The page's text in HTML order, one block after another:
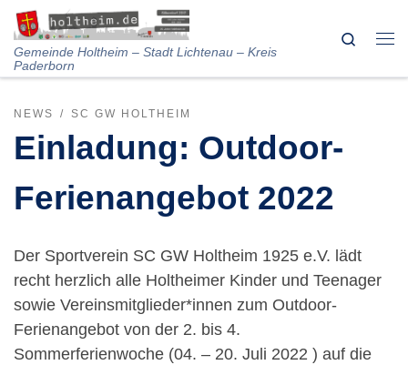
Skip to content
Gemeinde Holtheim – Stadt Lichtenau – Kreis
Paderborn
Search
NEWS SC GW HOLTHEIM
Einladung: Outdoor-
Ferienangebot 2022
Der Sportverein SC GW Holtheim 1925 e.V. lädt
recht herzlich alle Holtheimer Kinder und Teenager
sowie Vereinsmitglieder*innen zum Outdoor-
Ferienangebot von der 2. bis 4.
Sommerferienwoche (04. – 20. Juli 2022 ) auf die